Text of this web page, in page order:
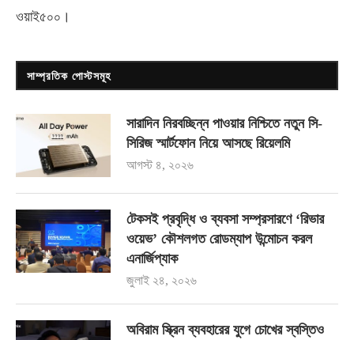
ওয়াই৫০০ ।
সাম্প্রতিক পোস্টসমূহ
সারাদিন নিরবচ্ছিন্ন পাওয়ার নিশ্চিতে নতুন সি-
সিরিজ স্মার্টফোন নিয়ে আসছে রিয়েলমি
আগস্ট ৪, ২০২৬
টেকসই প্রবৃদ্ধি ও ব্যবসা সম্প্রসারণে ‘রিভার
ওয়েভ’ কৌশলগত রোডম্যাপ উন্মোচন করল
এনার্জিপ্যাক
জুলাই ২৪, ২০২৬
অবিরাম স্ক্রিন ব্যবহারের যুগে চোখের স্বস্তিও